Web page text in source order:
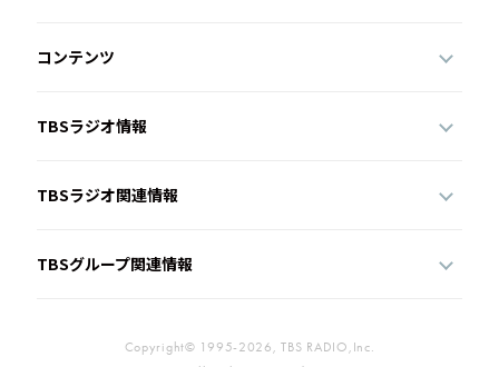
コンテンツ
TBSラジオ情報
TBSラジオ関連情報
TBSグループ関連情報
Copyright© 1995-2026, TBS RADIO,Inc.